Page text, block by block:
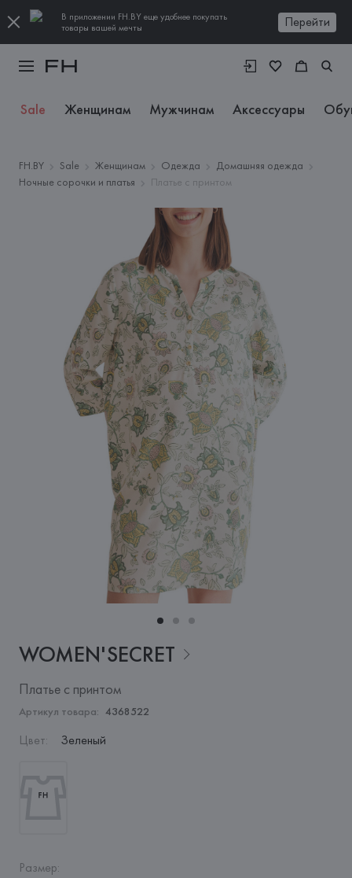
В приложении FH.BY еще удобнее покупать
товары вашей мечты
Перейти
Sale Женщинам Мужчинам Аксессуары
FH.BY Sale Женщинам Одежда
Домашняя одежда
Ночные сорочки и платья
Платье с принтом
WOMEN'SECRET
Платье с принтом
Артикул товара: 4368522
Цвет: Зеленый
Размер: